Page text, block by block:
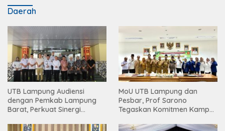
Daerah
UTB Lampung Audiensi
dengan Pemkab Lampung
Barat, Perkuat Sinergi
Tinggi
MoU UTB Lampung dan
Pesbar, Prof Sarono
Tegaskan Komitmen Kampus
Masyarakat